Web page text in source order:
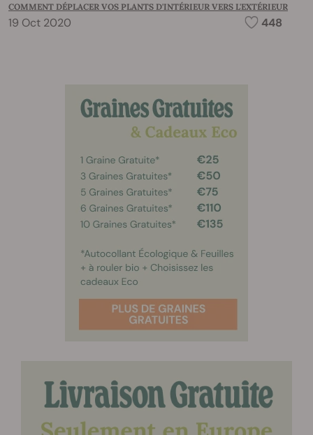
COMMENT DÉPLACER VOS PLANTS D'INTÉRIEUR VERS L'EXTÉRIEUR
19 Oct 2020 448